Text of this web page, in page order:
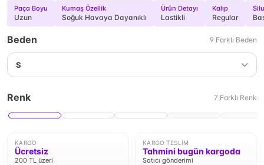
Paça Boyu
Uzun
Kumaş Özellik
Soğuk Havaya Dayanıklı
Ürün Detayı
Lastikli
Kalıp
Regular
Beden 9 Farklı Beden
S
Renk 7 Farklı Renk
KARGO
Ücretsiz
200 TL üzeri
KARGO TESLIM
Tahmini bugün kargoda
Satıcı gönderimi